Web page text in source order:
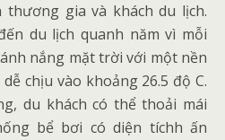
thương gia và khách du lịch.
du lịch quanh năm vì mỗi
nắng mặt trời với một nền
chịu vào khoảng 26.5 độ C.
du khách có thể thoải mái
bể bơi có diện tíchh ấn